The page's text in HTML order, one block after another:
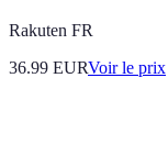
Rakuten FR
36.99 EURVoir le prix